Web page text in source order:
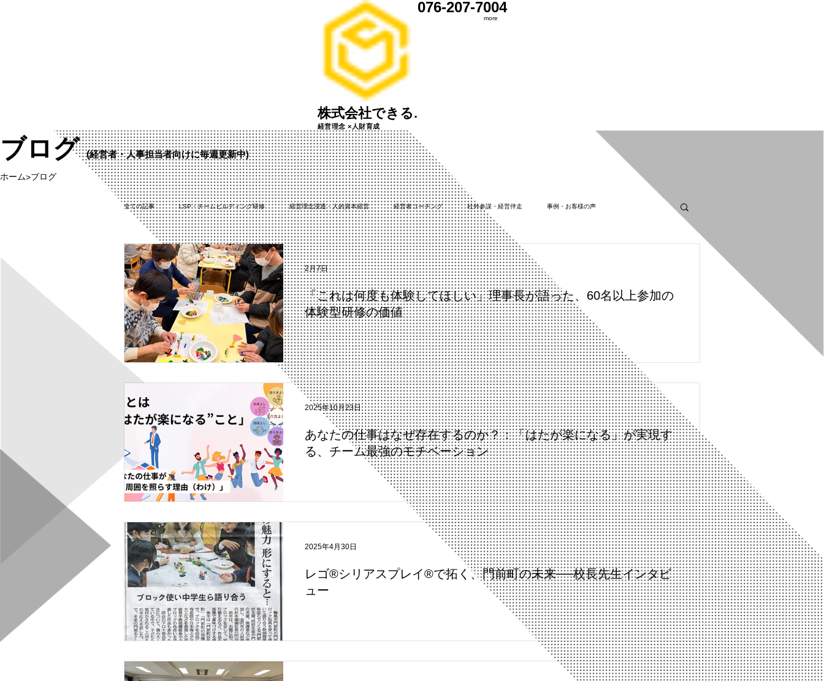
株式会社できる.
​経営理念 ×人財育成
076-207-7004
more
ブログ(経営者・人事担当者向けに毎週更新中)
ホーム>ブログ
全ての記事 LSP・チームビルディング研修 経営理念浸透・人的資本経営 経営者コーチング 社外参謀・経営伴走 事例・お客様の声
SDGs・地域活動 メディア・活動報告
「これは何度も体験してほしい」理事長が語った、60名以上参加の
体験型研修の価値
2月7日
あなたの仕事はなぜ存在するのか？：「はたが楽になる」が実現す
る、チーム最強のモチベーション
2025年10月23日
レゴ®シリアスプレイ®で拓く、門前町の未来──校長先生インタビ
ュー
2025年4月30日